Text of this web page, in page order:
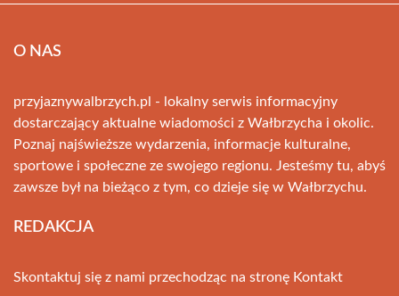
O NAS
przyjaznywalbrzych.pl - lokalny serwis informacyjny
dostarczający aktualne wiadomości z Wałbrzycha i okolic.
Poznaj najświeższe wydarzenia, informacje kulturalne,
sportowe i społeczne ze swojego regionu. Jesteśmy tu, abyś
zawsze był na bieżąco z tym, co dzieje się w Wałbrzychu.
REDAKCJA
Skontaktuj się z nami przechodząc na stronę Kontakt